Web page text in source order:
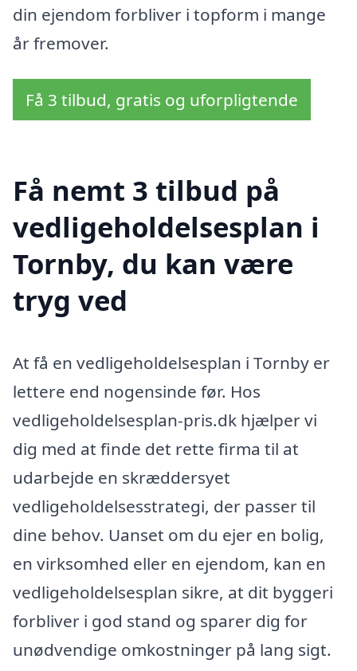
din ejendom forbliver i topform i mange
år fremover.
Få 3 tilbud, gratis og uforpligtende
Få nemt 3 tilbud på
vedligeholdelsesplan i
Tornby, du kan være
tryg ved
At få en vedligeholdelsesplan i Tornby er
lettere end nogensinde før. Hos
vedligeholdelsesplan-pris.dk hjælper vi
dig med at finde det rette firma til at
udarbejde en skræddersyet
vedligeholdelsesstrategi, der passer til
dine behov. Uanset om du ejer en bolig,
en virksomhed eller en ejendom, kan en
vedligeholdelsesplan sikre, at dit byggeri
forbliver i god stand og sparer dig for
unødvendige omkostninger på lang sigt.